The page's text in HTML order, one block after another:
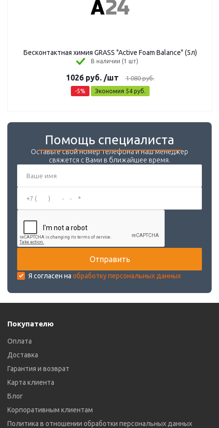
Бесконтактная химия GRASS "Active Foam Balance" (5л)
В наличии (1 шт)
1026руб. /шт 1 080руб.
-5% Экономия 54руб.
Помощь специалиста
Оставьте свой номер телефона и наш менеджер
свяжется с Вами в ближайшее время.
Я согласен на обработку персональных данных
Покупателю
Оплата
Доставка
Гарантия и возврат
Карта клиента
Блог
Корпоративным клиентам
Политика в отношении обработки персональных данных